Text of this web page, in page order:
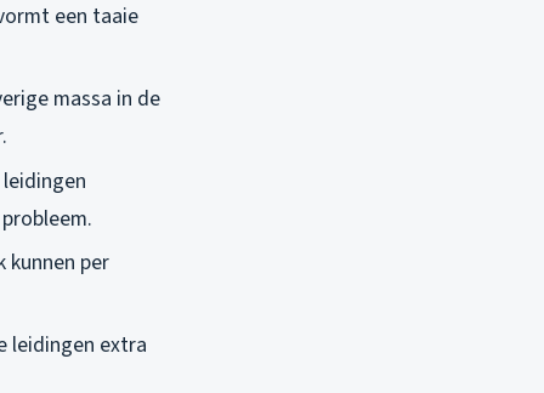
een taaie
massa in de
kunnen per
leidingen extra